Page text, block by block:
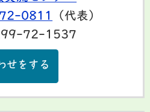
0811
（代表）
72-1537
せをする